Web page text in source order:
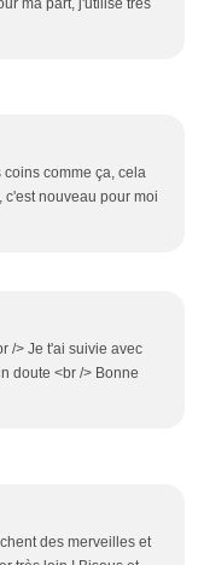
ma part, j'utilise très
comme ça, cela
nouveau pour moi
/> Je t'ai suivie avec
doute <br /> Bonne
des merveilles et